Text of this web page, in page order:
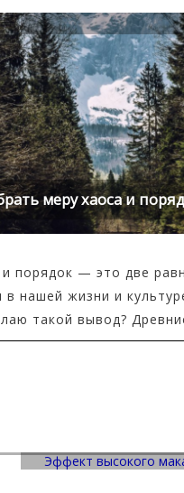
меру хаоса и
и порядок — это две
в нашей жизни и
такой вывод?